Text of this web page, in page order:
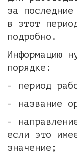
за
в этот
подробно.
Информацию
порядке:
- период
- название
-
если это
значение;